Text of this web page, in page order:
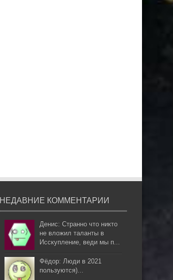
НЕДАВНИЕ КОММЕНТАРИИ
Денис: Странно что никто
не вложил таланты в
Исскупление, веди мы п...
Фёдор: Люди в 2021
пользуются)...